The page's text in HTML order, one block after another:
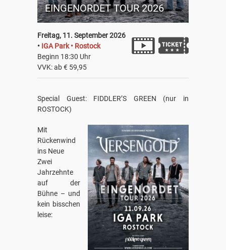
EINGENORDET TOUR 2026
Freitag, 11. September 2026
• IGA Park • Rostock
Beginn 18:30 Uhr
VVK: ab € 59,95
Special Guest: FIDDLER’S GREEN (nur in
ROSTOCK)
Mit
Rückenwind
ins Neue
Zwei
Jahrzehnte
auf der
Bühne – und
kein bisschen
leise: